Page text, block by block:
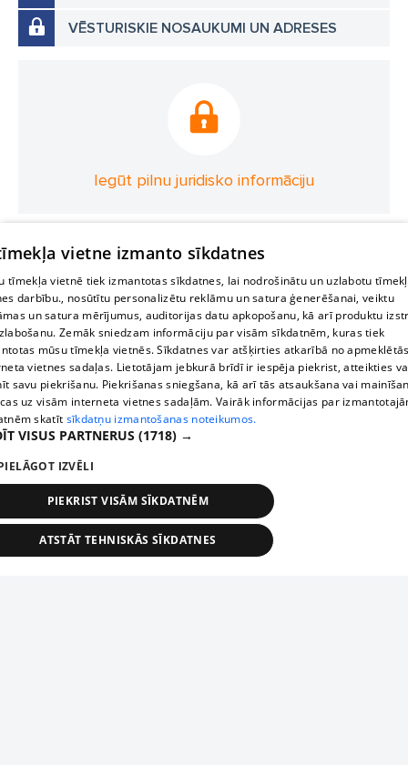
VĒSTURISKIE NOSAUKUMI UN ADRESES
Iegūt pilnu juridisko informāciju
vietne izmanto sīkdatnes
tīmekļa vietnē tiek izmantotas sīkdatnes, lai nodrošinātu un uzlabotu
darbību., nosūtītu personalizētu reklāmu un satura ģenerēšanai, veiktu
un satura mērījumus, auditorijas datu apkopošanu, kā arī produktu
Zemāk sniedzam informāciju par visām sīkdatnēm, kuras tiek
mūsu tīmekļa vietnēs. Sīkdatnes var atšķirties atkarībā no
vietnes sadaļas. Lietotājam jebkurā brīdī ir iespēja piekrist, atteikties
savu piekrišanu. Piekrišanas sniegšana, kā arī tās atsaukšana vai
uz visām interneta vietnes sadaļām. Vairāk informācijas par
skatīt sīkdatņu izmantošanas noteikumos.
VISUS PARTNERUS (1718) →
IZVĒLI
PIEKRIST VISĀM SĪKDATNĒM
ATSTĀT TEHNISKĀS SĪKDATNES